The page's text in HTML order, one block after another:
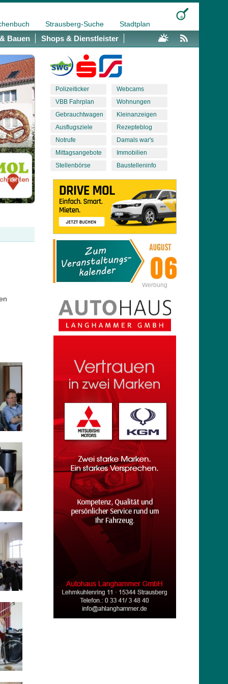
Strausberg-Suche Stadtplan
Bauen Shops & Dienstleister
Polizeiticker
VBB Fahrplan
Gebrauchtwagen
Ausflugsziele
Notrufe
Mittagsangebote
Stellenbörse
Webcams
Wohnungen
Kleinanzeigen
Rezepteblog
Damals war's
Immobilien
Baustelleninfo
Werbung